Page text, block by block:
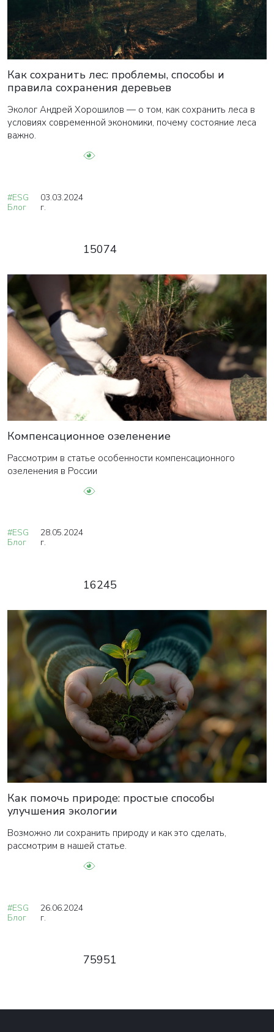
Как сохранить лес: проблемы, способы и
правила сохранения деревьев
Эколог Андрей Хорошилов — о том, как сохранить леса в
условиях современной экономики, почему состояние леса
важно.
#ESG
Блог
03.03.2024
г.
15074
Компенсационное озеленение
Рассмотрим в статье особенности компенсационного
озеленения в России
#ESG
Блог
28.05.2024
г.
16245
Как помочь природе: простые способы
улучшения экологии
Возможно ли сохранить природу и как это сделать,
рассмотрим в нашей статье.
#ESG
Блог
26.06.2024
г.
75951